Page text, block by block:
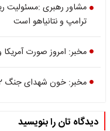
مشاور رهبری :مسئولیت
ترامپ و نتانیاهو است
مخبر: امروز صورت
مخبر: خون شهدای جنگ ۱۲ روزه این مرز و بوم را بیمه کرد
دیدگاه تان را بنویسید